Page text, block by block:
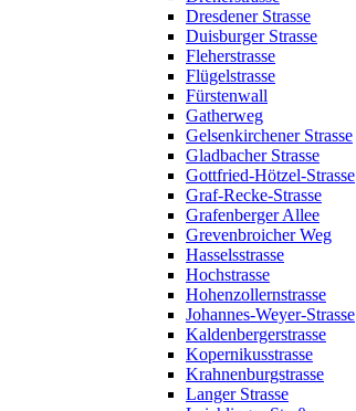
Dresdener Strasse
Duisburger Strasse
Fleherstrasse
Flügelstrasse
Fürstenwall
Gatherweg
Gelsenkirchener Strasse
Gladbacher Strasse
Gottfried-Hötzel-Strasse
Graf-Recke-Strasse
Grafenberger Allee
Grevenbroicher Weg
Hasselsstrasse
Hochstrasse
Hohenzollernstrasse
Johannes-Weyer-Strasse
Kaldenbergerstrasse
Kopernikusstrasse
Krahnenburgstrasse
Langer Strasse